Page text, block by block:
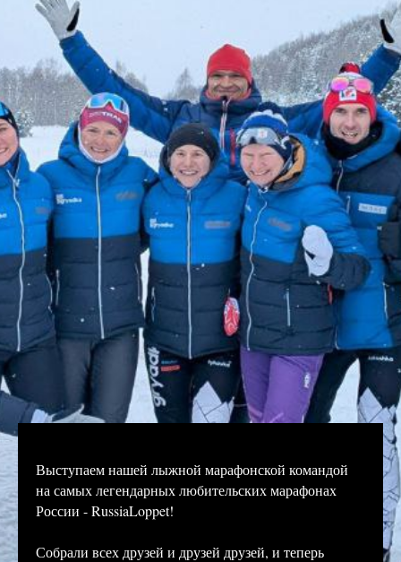
Выступаем нашей лыжной марафонской командой
на самых легендарных любительских марафонах
России - RussiaLoppet!
Собрали всех друзей и друзей друзей, и теперь